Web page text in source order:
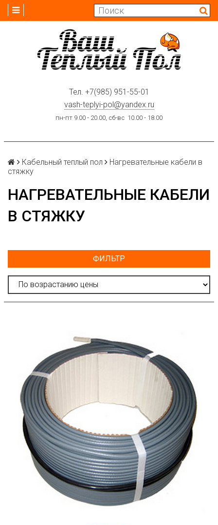
Тел. +7(985) 951-55-01
vash-teplyi-pol@yandex.ru
пн-пт 9.00 - 20.00, сб-вс 10.00 - 18.00
Кабельный теплый пол
Нагревательные кабели в
стяжку
НАГРЕВАТЕЛЬНЫЕ КАБЕЛИ
В СТЯЖКУ
ФИЛЬТР